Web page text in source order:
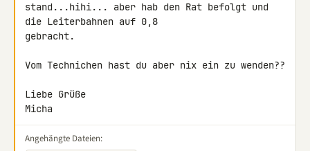
stand...hihi... aber hab den Rat befolgt und
die Leiterbahnen auf 0,8
gebracht.
Vom Technichen hast du aber nix ein zu wenden??
Liebe Grüße
Micha
Angehängte Dateien: